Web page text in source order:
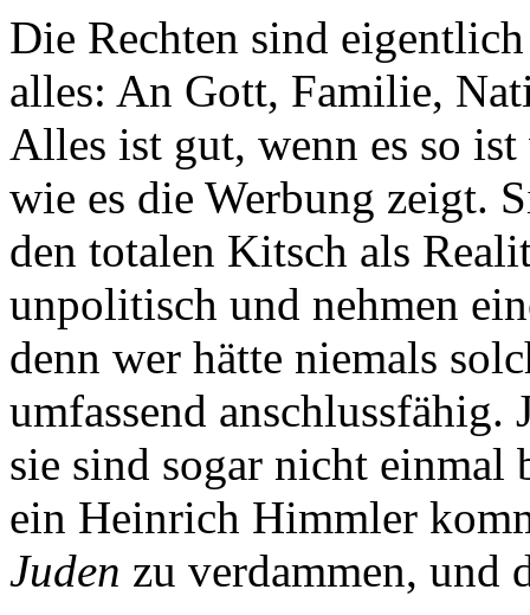
Die Rechten sind
alles: An Gott, Familie,
Alles ist gut, wenn es so
wie es die Werbung zeigt.
den totalen Kitsch als
unpolitisch und nehmen
denn wer hätte niemals
umfassend anschlussfähig.
sie sind sogar nicht einmal
ein Heinrich Himmler
Juden zu verdammen, und